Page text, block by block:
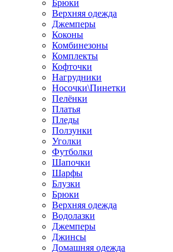
Брюки
Верхняя одежда
Джемперы
Коконы
Комбинезоны
Комплекты
Кофточки
Нагрудники
Носочки\Пинетки
Пелёнки
Платья
Пледы
Ползунки
Уголки
Футболки
Шапочки
Шарфы
Блузки
Брюки
Верхняя одежда
Водолазки
Джемперы
Джинсы
Домашняя одежда